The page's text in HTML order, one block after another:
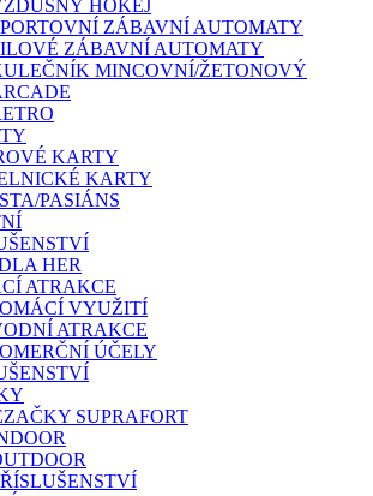
HOKEJ
ZÁBAVNÍ AUTOMATY
ZÁBAVNÍ AUTOMATY
MINCOVNÍ/ŽETONOVÝ
KARTY
KARTY
PASIÁNS
HER
ATRAKCE
VYUŽITÍ
ATRAKCE
ÚČELY
SUPRAFORT